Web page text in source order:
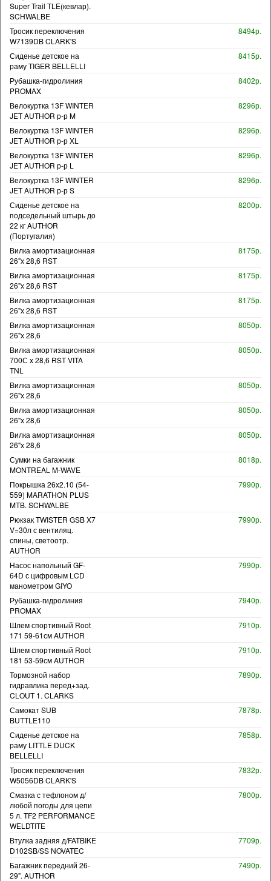
Super Trail TLE(кевлар).
SCHWALBE
Тросик переключения
W7139DB CLARK'S
8494р.
Сиденье детское на
раму TIGER BELLELLI
8415р.
Рубашка-гидролиния
PROMAX
8402р.
Велокуртка 13F WINTER
JET AUTHOR р-р M
8296р.
Велокуртка 13F WINTER
JET AUTHOR р-р XL
8296р.
Велокуртка 13F WINTER
JET AUTHOR р-р L
8296р.
Велокуртка 13F WINTER
JET AUTHOR р-р S
8296р.
Сиденье детское на
подседельный штырь до
22 кг AUTHOR
(Португалия)
8200р.
Вилка амортизационная
26"х 28,6 RST
8175р.
Вилка амортизационная
26"х 28,6 RST
8175р.
Вилка амортизационная
26"х 28,6 RST
8175р.
Вилка амортизационная
26"х 28,6
8050р.
Вилка амортизационная
700С х 28,6 RST VITA
TNL
8050р.
Вилка амортизационная
26"х 28,6
8050р.
Вилка амортизационная
26"х 28,6
8050р.
Вилка амортизационная
26"х 28,6
8050р.
Сумки на багажник
MONTREAL M-WAVE
8018р.
Покрышка 26x2.10 (54-
559) MARATHON PLUS
MTB. SCHWALBE
7990р.
Рюкзак TWISTER GSB X7
V=30л с вентиляц.
спины, светоотр.
AUTHOR
7990р.
Насос напольный GF-
64D с цифровым LCD
манометром GIYO
7990р.
Рубашка-гидролиния
PROMAX
7940р.
Шлем спортивный Root
171 59-61см AUTHOR
7910р.
Шлем спортивный Root
181 53-59см AUTHOR
7910р.
Тормозной набор
гидравлика перед+зад.
CLOUT 1. CLARKS
7890р.
Самокат SUB
BUTTLE110
7878р.
Сиденье детское на
раму LITTLE DUCK
BELLELLI
7858р.
Тросик переключения
W5056DB CLARK'S
7832р.
Смазка с тефлоном д/
любой погоды для цепи
5 л. TF2 PERFORMANCE
WELDTITE
7800р.
Втулка задняя д/FATBIKE
D102SB/SS NOVATEC
7709р.
Багажник передний 26-
29". AUTHOR
7490р.